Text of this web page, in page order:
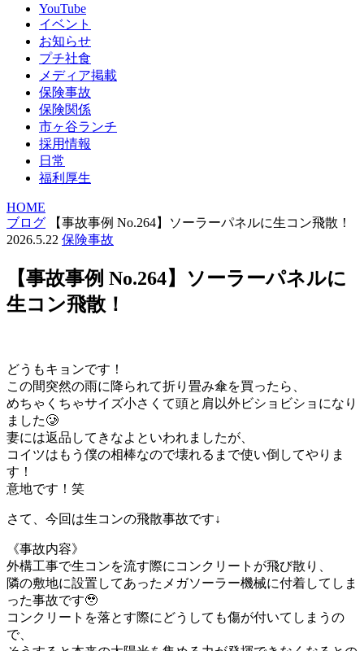
YouTube
イベント
お知らせ
プチ社食
メディア掲載
保険事故
保険関係
市ヶ谷ランチ
採用情報
日常
福利厚生
HOME
ブログ
【事故事例 No.264】ソーラーパネルに生コン飛散！
2026.5.22 保険事故
【事故事例 No.264】ソーラーパネルに
生コン飛散！
どうもキョンです！
この間突然の雨に降られて折り畳み傘を買ったら、
めちゃくちゃサイズ小さくて頭と肩以外ビショビショになり
ました🥲
妻には返品してきなよといわれましたが、
コイツはもう僕の相棒なので壊れるまで使い倒してやりま
す！
意地です！笑
さて、今回は生コンの飛散事故です↓
《事故内容》
外構工事で生コンを流す際にコンクリートが飛び散り、
隣の敷地に設置してあったメガソーラー機械に付着してしま
った事故です🥹
コンクリートを落とす際にどうしても傷が付いてしまうの
で、